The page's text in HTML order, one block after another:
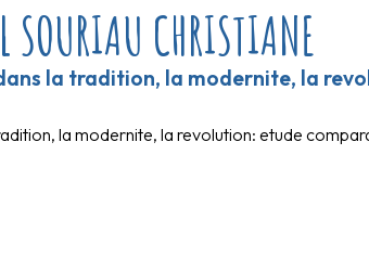
SOURIAU CHRISTIANE
la tradition, la modernite, la
la modernite, la revolution: etude